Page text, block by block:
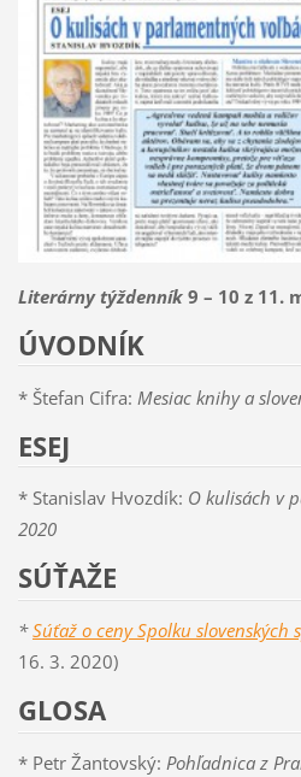
Literárny týždenník9 – 10 z 11.
ÚVODNÍK
* Štefan Cifra: Mesiac knihy a
ESEJ
* Stanislav Hvozdík: O kulisách v
2020
SÚŤAŽE
*Súťaž o ceny Spolku slovenských
16. 3. 2020)
GLOSA
* Petr Žantovský: Pohľadnica z